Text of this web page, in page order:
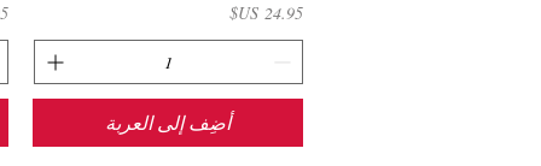
السعر
أضِف إلى العربة
‏69.95 US$